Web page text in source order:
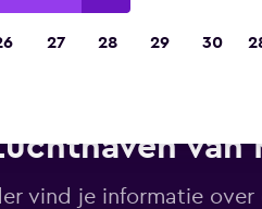
van
vind je informatie
27 28 29 30